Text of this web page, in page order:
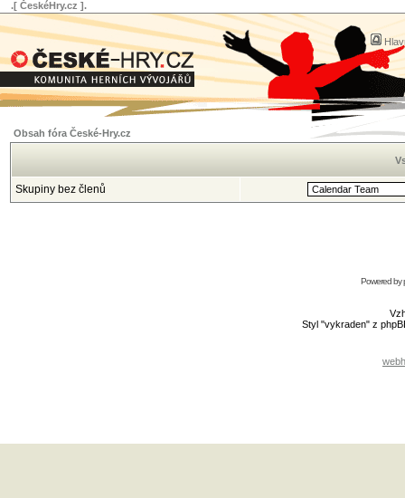
.[ ČeskéHry.cz ].
Obsah fóra České-Hry.cz
Skupiny bez členů
Powered by
Styl "vykraden" z